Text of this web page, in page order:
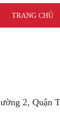
TRANG CHỦ
2, Quận